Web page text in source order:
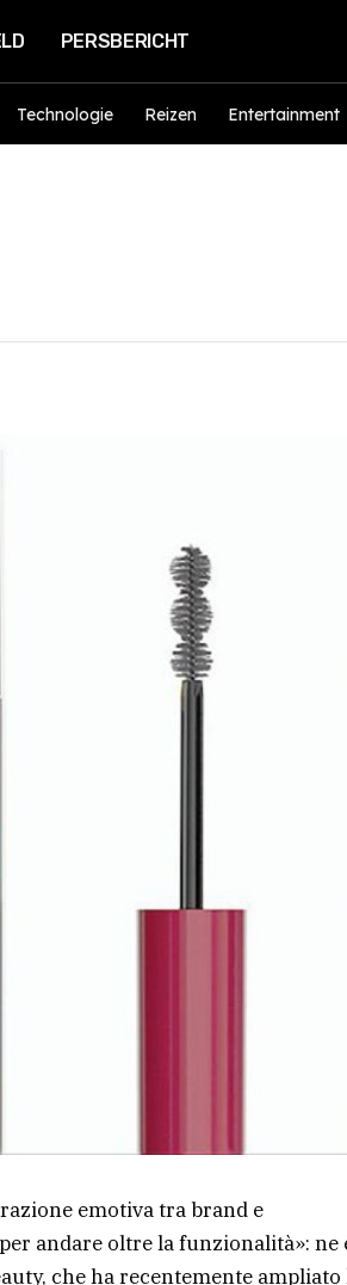
PERSBERICHT
Technologie Reizen Entertainment
emotiva tra brand e
andare oltre la funzionalità»: ne
che ha recentemente ampliato